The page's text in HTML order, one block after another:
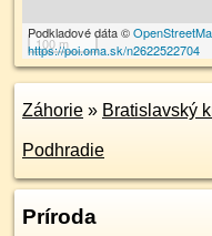
100 m
Podkladové dáta ©
https://poi.oma.sk/n2622522704
Záhorie » Bratislavský
Podhradie
Príroda